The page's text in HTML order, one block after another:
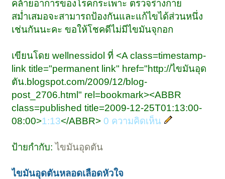
คล้ายอาการของโรคกระเพาะ ตรวจร่างกาย
สม่ำเสมอจะสามารถป้องกันและแก้ไขได้ส่วนหนึ่ง
เช่นกันนะคะ ขอให้โชคดีไม่มีไขมันจุกอก
เขียนโดย wellnessidol ที่ <A class=timestamp-
link title="permanent link" href="http://ไขมันอุด
ตัน.blogspot.com/2009/12/blog-
post_2706.html" rel=bookmark><ABBR
class=published title=2009-12-25T01:13:00-
08:00>1:13</ABBR>0 ความคิดเห็น
ป้ายกำกับ:ไขมันอุดตัน
ไขมันอุดตันหลอดเลือดหัวใจ